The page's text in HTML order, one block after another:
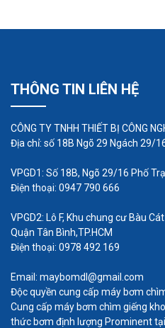
phẩm khi bơm các
Tiêu chí chọn
loại hóa chất
THÔNG TIN LIÊN HỆ
CÔNG TY TNHH THIẾT BỊ CÔNG
Địa chỉ: số 18B Ngõ 29 Ngách 29/
VPGD1: Số 18B, Ngõ 29/16 Phố
Điện thoại: 0947 790 666
VPGD2: Lô F, Khu chung cư Bàu
Quận Tân Bình,TP.HCM
Điện thoại: 0978 492 169
Email: maybomdl@gmail.com
Độc quyền cung cấp máy bơm
Cung cấp máy bơm chìm giếng
thức bơm định lượng Prominent tại